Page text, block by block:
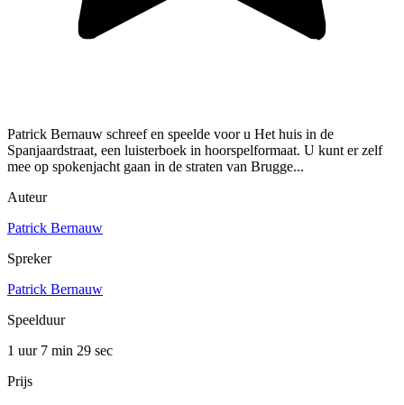
Patrick Bernauw schreef en speelde voor u Het huis in de
Spanjaardstraat, een luisterboek in hoorspelformaat. U kunt er zelf
mee op spokenjacht gaan in de straten van Brugge...
Auteur
Patrick Bernauw
Spreker
Patrick Bernauw
Speelduur
1 uur 7 min 29 sec
Prijs